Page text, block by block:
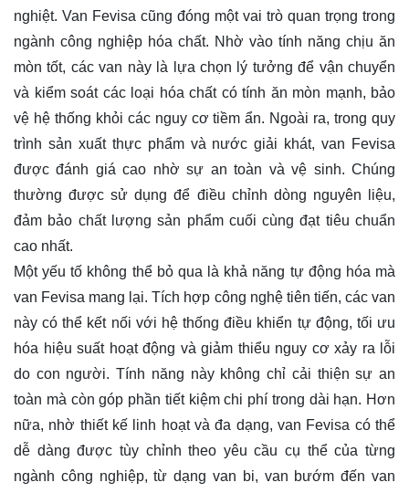
nghiệt. Van Fevisa cũng đóng một vai trò quan trọng trong
ngành công nghiệp hóa chất. Nhờ vào tính năng chịu ăn
mòn tốt, các van này là lựa chọn lý tưởng để vận chuyển
và kiểm soát các loại hóa chất có tính ăn mòn mạnh, bảo
vệ hệ thống khỏi các nguy cơ tiềm ẩn. Ngoài ra, trong quy
trình sản xuất thực phẩm và nước giải khát, van Fevisa
được đánh giá cao nhờ sự an toàn và vệ sinh. Chúng
thường được sử dụng để điều chỉnh dòng nguyên liệu,
đảm bảo chất lượng sản phẩm cuối cùng đạt tiêu chuẩn
cao nhất.
Một yếu tố không thể bỏ qua là khả năng tự động hóa mà
van Fevisa mang lại. Tích hợp công nghệ tiên tiến, các van
này có thể kết nối với hệ thống điều khiển tự động, tối ưu
hóa hiệu suất hoạt động và giảm thiểu nguy cơ xảy ra lỗi
do con người. Tính năng này không chỉ cải thiện sự an
toàn mà còn góp phần tiết kiệm chi phí trong dài hạn. Hơn
nữa, nhờ thiết kế linh hoạt và đa dạng, van Fevisa có thể
dễ dàng được tùy chỉnh theo yêu cầu cụ thể của từng
ngành công nghiệp, từ dạng van bi, van bướm đến van